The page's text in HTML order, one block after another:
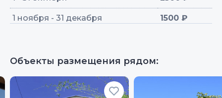
1 ноября - 31 декабря 1500 ₽
Объекты размещения рядом: